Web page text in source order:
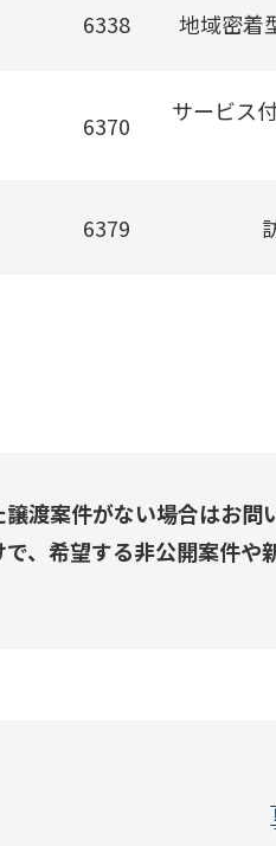
6338 地域密着
6370
サービス
6379
譲渡案件がない場合はお
、希望する非公開案件や